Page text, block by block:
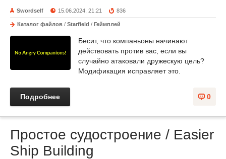
Swordself 15.06.2024, 21:21 836
Каталог файлов / Starfield / Геймплей
Бесит, что компаньоны начинают
действовать против вас, если вы
случайно атаковали дружескую цель?
Модификация исправляет это.
0
Подробнее
Простое судостроение / Easier
Ship Building